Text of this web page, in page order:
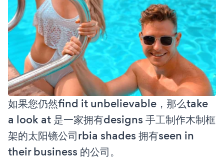
如果您仍然find it unbelievable，那么take
a look at 是一家拥有designs 手工制作木制框
架的太阳镜公司rbia shades 拥有seen in
their business 的公司。